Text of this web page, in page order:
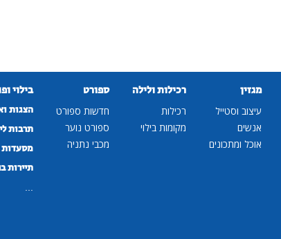
מגזין
עיצוב וסטייל
אנשים
אוכל ומתכונים
רכילות ולילה
רכילות
מקומות בילוי
ספורט
חדשות ספורט
ספורט נוער
מכבי נתניה
בילוי
הצגות
תרבות
מסעדות
תיירות